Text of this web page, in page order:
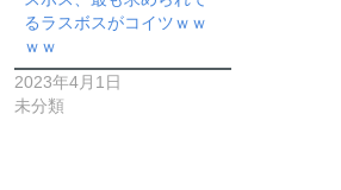
るラスボスがコイツｗｗ
ｗｗ
2023年4月1日
未分類